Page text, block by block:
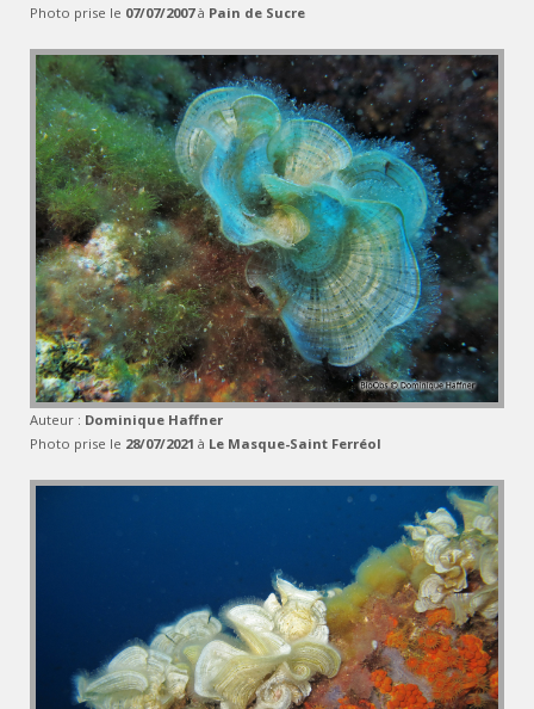
Photo prise le 07/07/2007à Pain de Sucre
Auteur : Dominique Haffner
Photo prise le 28/07/2021 à Le Masque-Saint Ferréol